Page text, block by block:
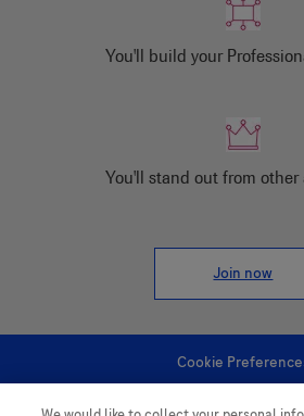
You'll build your
You'll stand out from
Join now
Cookie